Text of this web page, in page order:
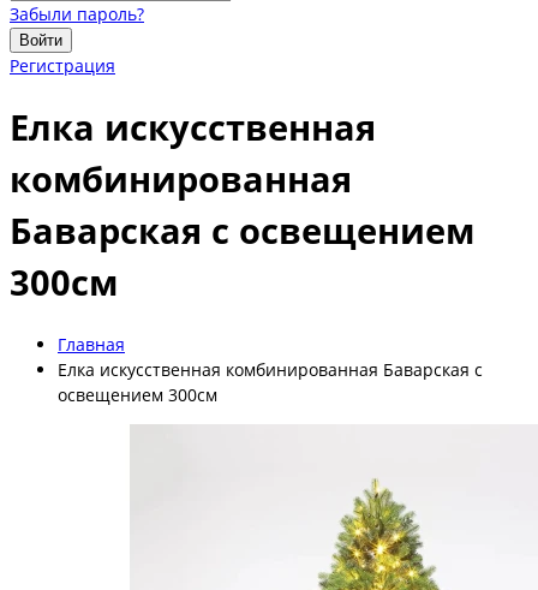
Забыли пароль?
Войти
Регистрация
Елка искусственная
комбинированная
Баварская с освещением
300см
Главная
Елка искусственная комбинированная Баварская с
освещением 300см